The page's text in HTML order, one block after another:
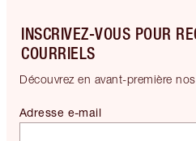
INSCRIVEZ-VOUS POUR
COURRIELS
Découvrez en avant-première
Adresse e-mail